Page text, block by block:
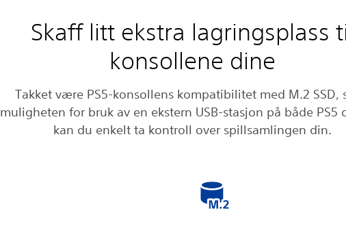
Skaff litt ekstra lagringsplass
konsollene dine
Takket være PS5-konsollens kompatibilitet med M.2 SSD,
muligheten for bruk av en ekstern USB-stasjon på både PS5
kan du enkelt ta kontroll over spillsamlingen din.